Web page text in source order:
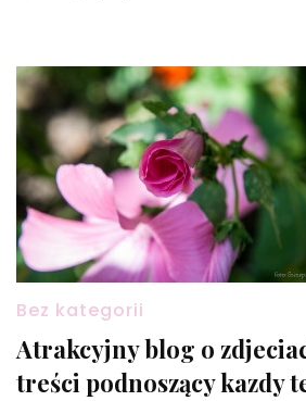
Bez kategorii
Atrakcyjny blog o
treści podnoszący kazdy